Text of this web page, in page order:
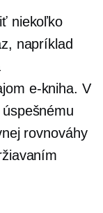
niekoľko
napríklad
e-kniha. V
rovnováhy